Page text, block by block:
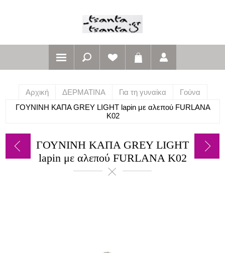
Αρχική ΔΕΡΜΑΤΙΝΑ Για τη γυναίκα
Γούνα
ΓΟΥΝΙΝΗ ΚΑΠΑ GREY LIGHT lapin με αλεπού FURLANA
Κ02
ΓΟΥΝΙΝΗ ΚΑΠΑ GREY LIGHT
lapin με αλεπού FURLANA Κ02